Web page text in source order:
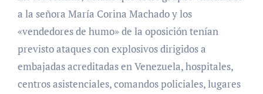
a la señora María Corina Machado y los
«vendedores de humo» de la oposición tenían
previsto ataques con explosivos dirigidos a
embajadas acreditadas en Venezuela, hospitales,
centros asistenciales, comandos policiales, lugares